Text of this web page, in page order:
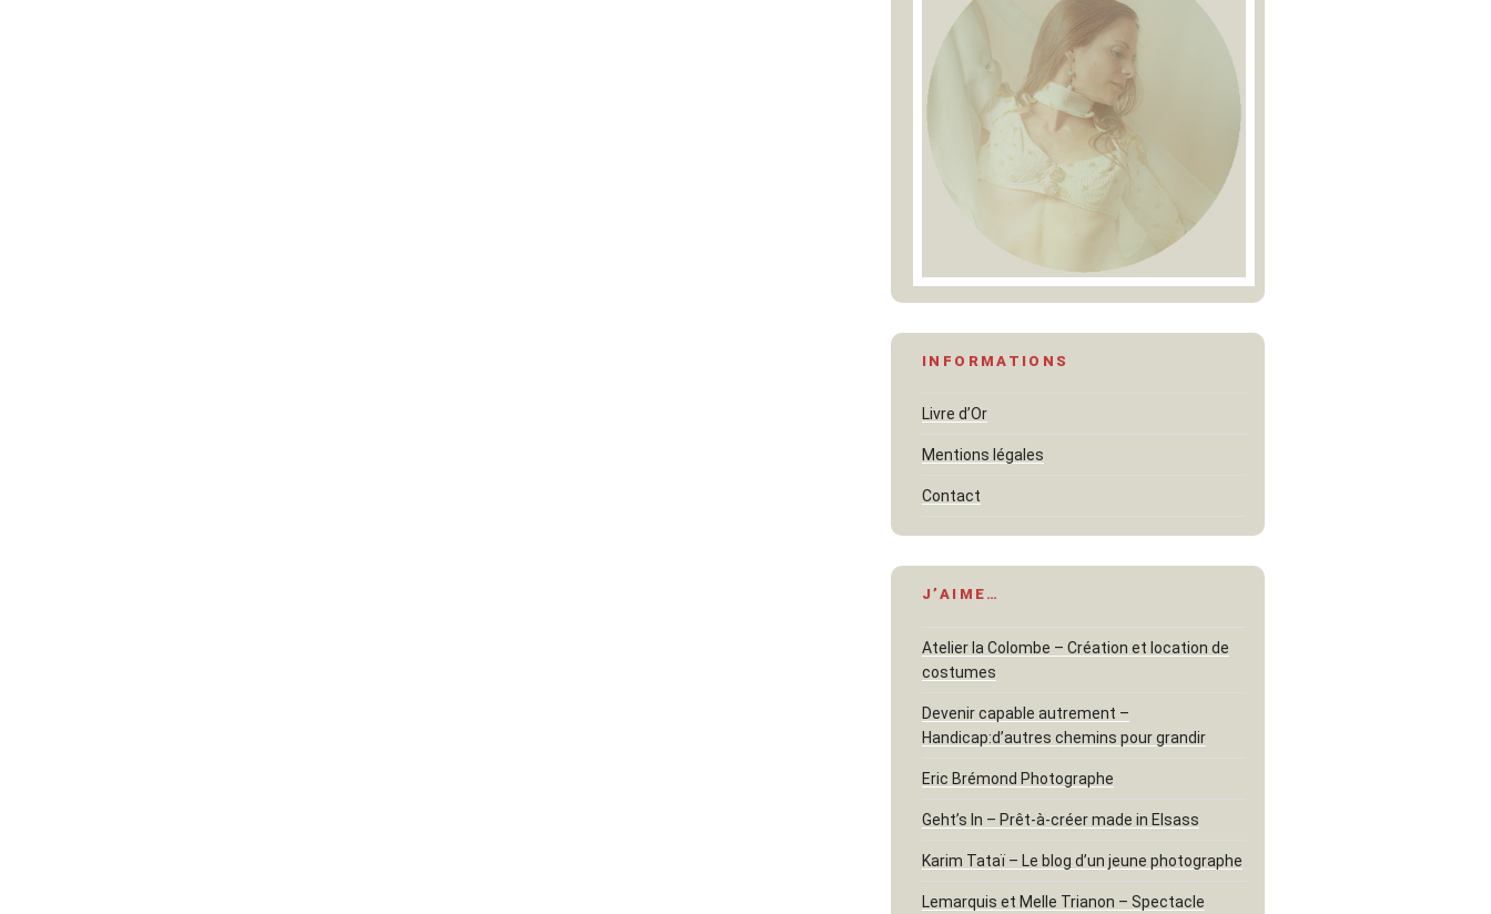
INFORMATIONS
Livre d’Or
Mentions légales
Contact
J’AIME…
Atelier la Colombe – Création et location de
costumes
Devenir capable autrement –
Handicap:d’autres chemins pour grandir
Eric Brémond Photographe
Geht’s In – Prêt-à-créer made in Elsass
Karim Tataï – Le blog d’un jeune photographe
Lemarquis et Melle Trianon – Spectacle